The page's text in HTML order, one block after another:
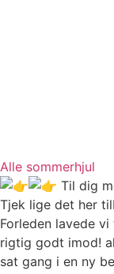
Alle sommerhjul
Til dig
Tjek lige det her
Forleden lavede
rigtig godt imod!
sat gang i en ny